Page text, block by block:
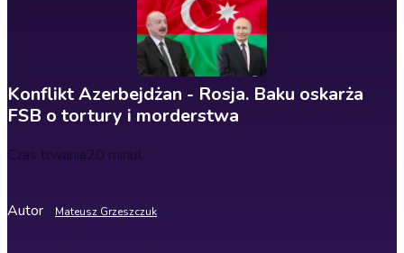
Konflikt Azerbejdżan - Rosja. Baku oskarża
FSB o tortury i morderstwa
Czas trwania20 minut
Autor Mateusz Grzeszczuk